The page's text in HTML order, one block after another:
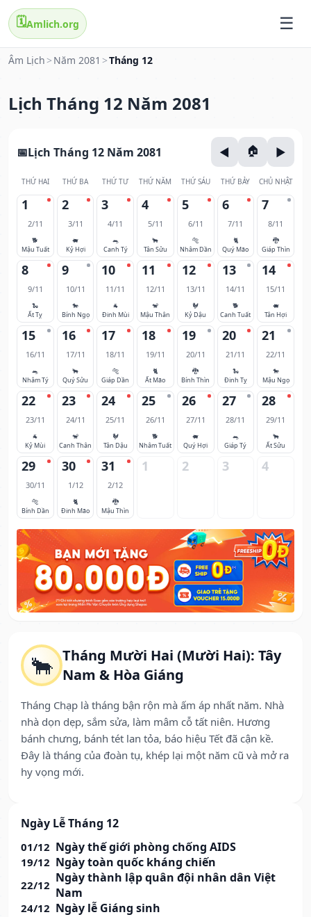
🗓️Amlich.org
Âm Lịch > Năm 2081 >Tháng 12
Lịch Tháng 12 Năm 2081
🐂 Tháng Mười Hai (Mười Hai): Tây
Nam & Hòa Giáng
Tháng Chạp là tháng bận rộn mà ấm áp nhất năm. Nhà
nhà dọn dẹp, sắm sửa, làm mâm cỗ tất niên. Hương
bánh chưng, bánh tét lan tỏa, báo hiệu Tết đã cận kề.
Đây là tháng của đoàn tụ, khép lại một năm cũ và mở ra
hy vọng mới.
Ngày Lễ Tháng 12
01/12 Ngày thế giới phòng chống AIDS
19/12 Ngày toàn quốc kháng chiến
22/12 Ngày thành lập quân đội nhân dân Việt
Nam
24/12 Ngày lễ Giáng sinh
Lịch Tháng 12 Năm 2081
THỨ HAI THỨ BA THỨ TƯ THỨ NĂM THỨ SÁU THỨ BẢY CHỦ NHẬT
1
2/11
🐕
Mậu Tuất
2
3/11
🐖
Kỷ Hợi
3
4/11
🐀
Canh Tý
4
5/11
🐂
Tân Sửu
5
6/11
🐅
Nhâm Dần
6
7/11
🐈
Quý Mão
7
8/11
🐉
Giáp Thìn
8
9/11
🐍
Ất Tỵ
9
10/11
🐎
Bính Ngọ
10
11/11
🐐
Đinh Mùi
11
12/11
🐒
Mậu Thân
12
13/11
🐓
Kỷ Dậu
13
14/11
🐕
Canh Tuất
14
15/11
🐖
Tân Hợi
15
16/11
🐀
Nhâm Tý
16
17/11
🐂
Quý Sửu
17
18/11
🐅
Giáp Dần
18
19/11
🐈
Ất Mão
19
20/11
🐉
Bính Thìn
20
21/11
🐍
Đinh Tỵ
21
22/11
🐎
Mậu Ngọ
22
23/11
🐐
Kỷ Mùi
23
24/11
🐒
Canh Thân
24
25/11
🐓
Tân Dậu
25
26/11
🐕
Nhâm Tuất
26
27/11
🐖
Quý Hợi
27
28/11
🐀
Giáp Tý
28
29/11
🐂
Ất Sửu
29
30/11
🐅
Bính Dần
30
1/12
🐈
Đinh Mão
31
2/12
🐉
Mậu Thìn
1 2 3 4